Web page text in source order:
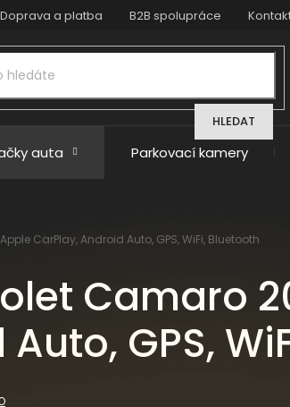
Doprava a platba B2B spolupráce
HLEDAT
auta Parkovací kamery
CarPlay, Android Auto, GPS, WiFi, Bluetooth
Camaro
GPS,